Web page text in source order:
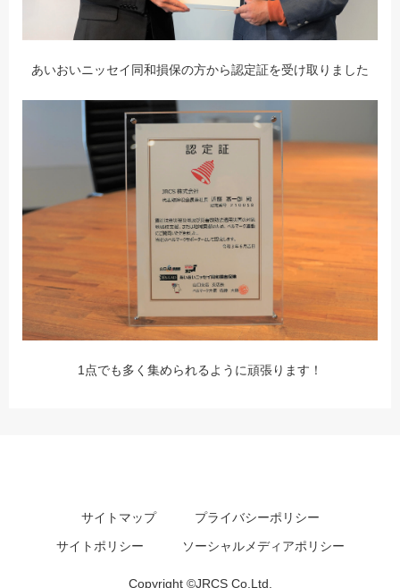
あいおいニッセイ同和損保の方から認定証を受け取りました
1点でも多く集められるように頑張ります！
サイトマップ
プライバシーポリシー
サイトポリシー
ソーシャルメディアポリシー
Copyright ©JRCS Co.Ltd.